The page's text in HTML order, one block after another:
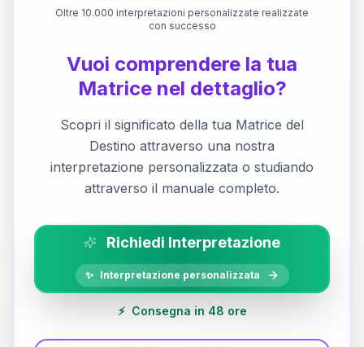
Oltre 10.000 interpretazioni personalizzate realizzate
con successo
Vuoi comprendere la tua
Matrice nel dettaglio?
Scopri il significato della tua Matrice del
Destino attraverso una nostra
interpretazione personalizzata o studiando
attraverso il manuale completo.
Richiedi Interpretazione
✨ Interpretazione personalizzata
⚡ Consegna in 48 ore